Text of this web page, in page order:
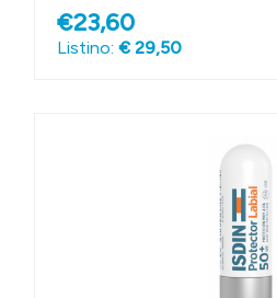
€23,60
Listino: € 29,50